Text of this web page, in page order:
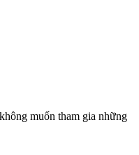
muốn tham gia những